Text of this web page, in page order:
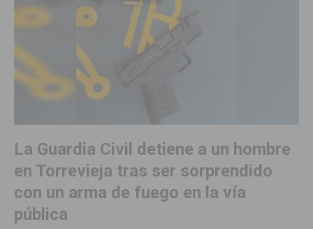
La Guardia Civil detiene a un hombre
en Torrevieja tras ser sorprendido
con un arma de fuego en la vía
pública